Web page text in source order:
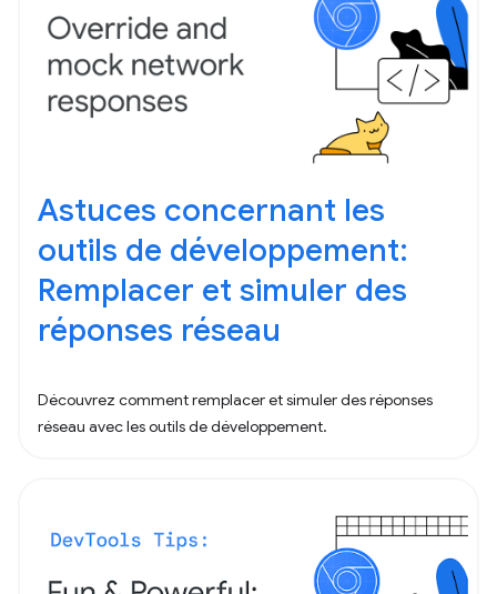
Astuces concernant les
outils de développement:
Remplacer et simuler des
réponses réseau
Découvrez comment remplacer et simuler des réponses
réseau avec les outils de développement.